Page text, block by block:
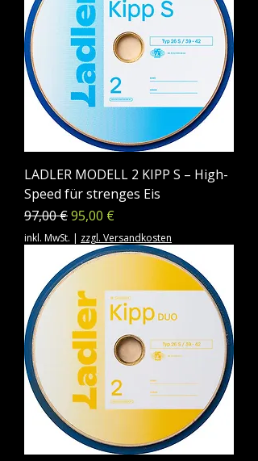
LADLER MODELL 2 KIPP S – High-
Speed für strenges Eis
Standardpreis
97,00 €Sale-Preis
95,00 €
inkl. MwSt. zzgl. Versandkosten